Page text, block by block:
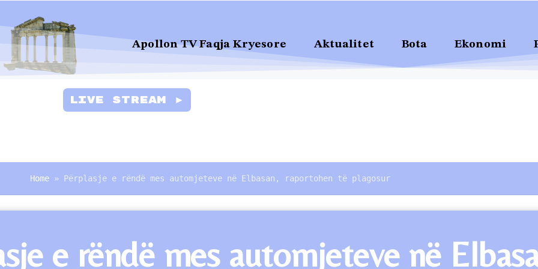
Apollon TV Faqja Kryesore Aktualitet Bota Ekonomi
Live Stream ►
Home » Përplasje e rëndë mes automjeteve në Elbasan, raportohen të plagosur
e rëndë mes automjeteve në